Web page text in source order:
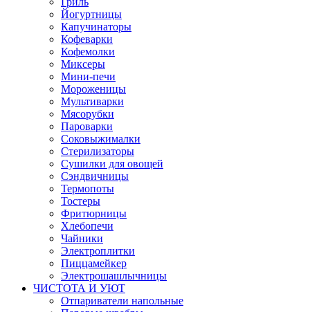
Йогуртницы
Капучинаторы
Кофеварки
Кофемолки
Миксеры
Мини-печи
Мороженицы
Мультиварки
Мясорубки
Пароварки
Соковыжималки
Стерилизаторы
Сушилки для овощей
Сэндвичницы
Термопоты
Тостеры
Фритюрницы
Хлебопечи
Чайники
Электроплитки
Пиццамейкер
Электрошашлычницы
ЧИСТОТА И УЮТ
Отпариватели напольные